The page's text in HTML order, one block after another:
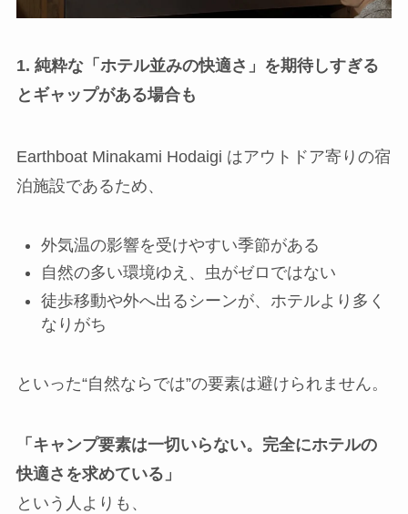
1. 純粋な「ホテル並みの快適さ」を期待しすぎる
とギャップがある場合も
Earthboat Minakami Hodaigi はアウトドア寄りの宿
泊施設であるため、
外気温の影響を受けやすい季節がある
自然の多い環境ゆえ、虫がゼロではない
徒歩移動や外へ出るシーンが、ホテルより多く
なりがち
といった“自然ならでは”の要素は避けられません。
「キャンプ要素は一切いらない。完全にホテルの
快適さを求めている」
という人よりも、